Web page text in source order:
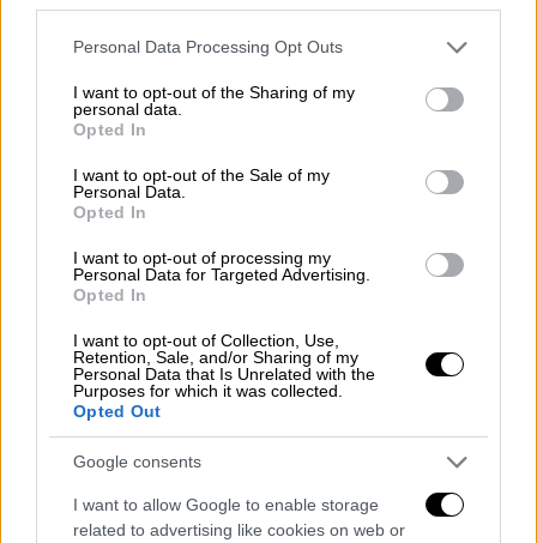
Please note that this website/app uses one or more Google
not limited to your visit or usage behaviour. You may click to
grant or deny consent to Google and its third-party tags to
use your data for below specified purposes in below Google
consent section.
Personal Data Processing Opt Outs
I want to opt-out of the Sharing of my
personal data.
Opted In
I want to opt-out of the Sale of my
Personal Data.
Opted In
I want to opt-out of processing my
Personal Data for Targeted Advertising.
Opted In
I want to opt-out of Collection, Use,
Retention, Sale, and/or Sharing of my
Personal Data that Is Unrelated with the
Purposes for which it was collected.
Opted Out
Google consents
I want to allow Google to enable storage
related to advertising like cookies on web or
video